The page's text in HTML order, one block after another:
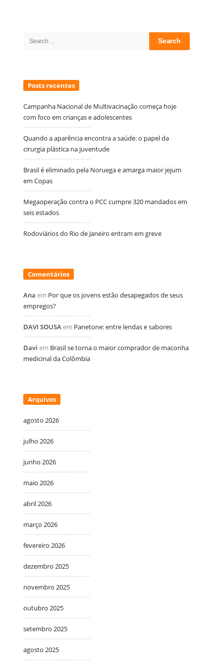
Search
Posts recentes
Campanha Nacional de Multivacinação começa hoje
com foco em crianças e adolescentes
Quando a aparência encontra a saúde: o papel da
cirurgia plástica na juventude
Brasil é eliminado pela Noruega e amarga maior jejum
em Copas
Megaoperação contra o PCC cumpre 320 mandados em
seis estados
Rodoviários do Rio de Janeiro entram em greve
Comentários
Ana em Por que os jovens estão desapegados de seus
empregos?
DAVI SOUSAem Panetone: entre lendas e sabores
Davi em Brasil se torna o maior comprador de maconha
medicinal da Colômbia
Arquivos
agosto 2026
julho 2026
junho 2026
maio 2026
abril 2026
março 2026
fevereiro 2026
dezembro 2025
novembro 2025
outubro 2025
setembro 2025
agosto 2025